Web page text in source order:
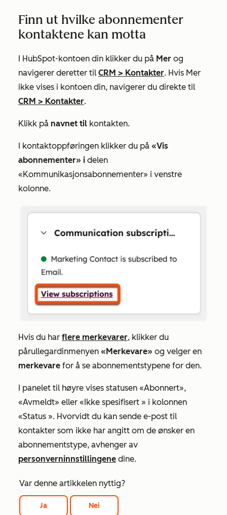
Finn ut hvilke abonnementer
kontaktene kan motta
I HubSpot-kontoen din klikker du på Mer og
navigerer deretter til CRM > Kontakter. Hvis Mer
ikke vises i kontoen din, navigerer du direkte til
CRM > Kontakter.
Klikk på navnet til kontakten.
I kontaktoppføringen klikker du på «Vis
abonnementer» i delen
«Kommunikasjonsabonnementer» i venstre
kolonne.
Hvis du har flere merkevarer, klikker du
pårullegardinmenyen «Merkevare» og velger en
merkevare for å se abonnementstypene for den.
I panelet til høyre vises statusen «Abonnert»,
«Avmeldt» eller «Ikke spesifisert » i kolonnen
«Status ». Hvorvidt du kan sende e-post til
kontakter som ikke har angitt om de ønsker en
abonnementstype, avhenger av
personverninnstillingene dine.
Var denne artikkelen nyttig?
Ja Nei